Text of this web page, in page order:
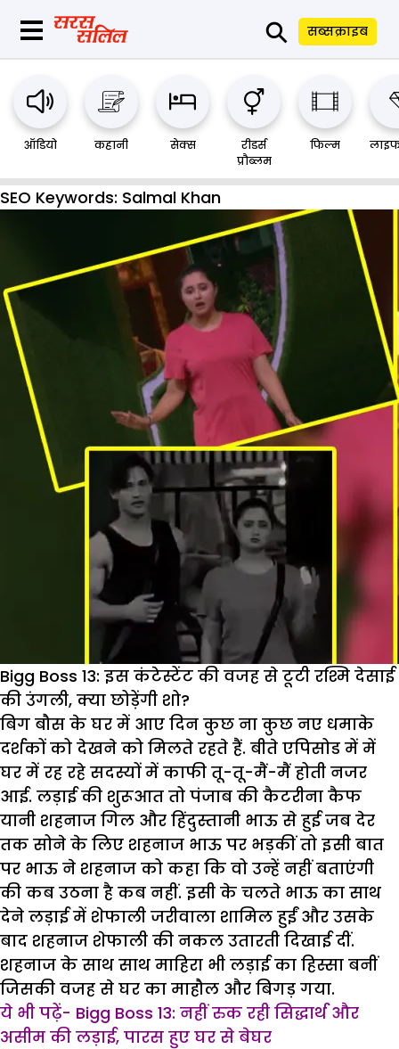
⚲ सब्सक्राइब
ऑडियो कहानी सेक्स
रीडर्स
प्रौब्लम
फिल्म
SEO Keywords: Salmal Khan
Bigg Boss 13: इस कंटेस्टेंट की वजह से टूटी रश्मि देसाई
की उंगली, क्या छोड़ेंगी शो?
बिग बौस के घर में आए दिन कुछ ना कुछ नए धमाके
दर्शकों को देखने को मिलते रहते हैं. बीते एपिसोड में में
घर में रह रहे सदस्यों में काफी तू-तू-मैं-मैं होती नजर
आई. लड़ाई की शुरूआत तो पंजाब की कैटरीना कैफ
यानी शहनाज गिल और हिंदुस्तानी भाऊ से हुई जब देर
तक सोने के लिए शहनाज भाऊ पर भड़कीं तो इसी बात
पर भाऊ ने शहनाज को कहा कि वो उन्हें नहीं बताएंगी
की कब उठना है कब नहीं. इसी के चलते भाऊ का साथ
देने लड़ाई में शेफाली जरीवाला शामिल हुईं और उसके
बाद शहनाज शेफाली की नकल उतारती दिखाई दीं.
शहनाज के साथ साथ माहिरा भी लड़ाई का हिस्सा बनीं
जिसकी वजह से घर का माहौल और बिगड़ गया.
ये भी पढ़ें- Bigg Boss 13: नहीं रुक रही सिद्धार्थ और
असीम की लड़ाई, पारस हुए घर से बेघर